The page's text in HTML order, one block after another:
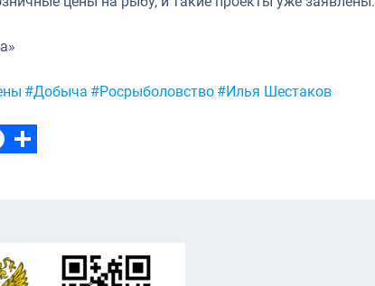
#Добыча #Росрыболовство #Илья Шестаков